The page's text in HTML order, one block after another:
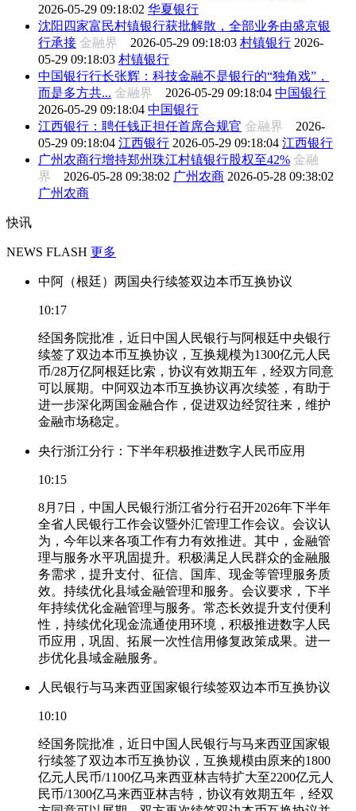
2026-05-29 09:18:02 华夏银行
沈阳四家富民村镇银行获批解散，全部业务由盛京银
行承接 金融界 2026-05-29 09:18:03 村镇银行 2026-
05-29 09:18:03 村镇银行
中国银行行长张辉：科技金融不是银行的“独角戏”，
而是多方共... 金融界 2026-05-29 09:18:04 中国银行
2026-05-29 09:18:04 中国银行
江西银行：聘任钱正担任首席合规官 金融界 2026-
05-29 09:18:04 江西银行 2026-05-29 09:18:04 江西银行
广州农商行增持郑州珠江村镇银行股权至42% 金融
界 2026-05-28 09:38:02 广州农商 2026-05-28 09:38:02
广州农商
快讯
NEWS FLASH 更多
中阿（根廷）两国央行续签双边本币互换协议
10:17
经国务院批准，近日中国人民银行与阿根廷中央银行
续签了双边本币互换协议，互换规模为1300亿元人民
币/28万亿阿根廷比索，协议有效期五年，经双方同意
可以展期。中阿双边本币互换协议再次续签，有助于
进一步深化两国金融合作，促进双边经贸往来，维护
金融市场稳定。
央行浙江分行：下半年积极推进数字人民币应用
10:15
8月7日，中国人民银行浙江省分行召开2026年下半年
全省人民银行工作会议暨外汇管理工作会议。会议认
为，今年以来各项工作有力有效推进。其中，金融管
理与服务水平巩固提升。积极满足人民群众的金融服
务需求，提升支付、征信、国库、现金等管理服务质
效。持续优化县域金融管理和服务。会议要求，下半
年持续优化金融管理与服务。常态长效提升支付便利
性，持续优化现金流通使用环境，积极推进数字人民
币应用，巩固、拓展一次性信用修复政策成果。进一
步优化县域金融服务。
人民银行与马来西亚国家银行续签双边本币互换协议
10:10
经国务院批准，近日中国人民银行与马来西亚国家银
行续签了双边本币互换协议，互换规模由原来的1800
亿元人民币/1100亿马来西亚林吉特扩大至2200亿元人
民币/1300亿马来西亚林吉特，协议有效期五年，经双